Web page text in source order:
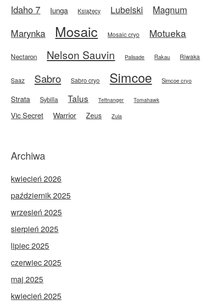
Idaho 7 Iunga Książęcy Lubelski
Magnum
Marynka
Mosaic Mosaic cryo Motueka
Nectaron Nelson Sauvin Palisade Rakau Riwaka
Saaz Sabro Sabro cryo Simcoe Simcoe cryo
Strata Sybilla Talus Tettnanger Tomahawk
Vic Secret Warrior Zeus Zula
Archiwa
kwiecień 2026
październik 2025
wrzesień 2025
sierpień 2025
lipiec 2025
czerwiec 2025
maj 2025
kwiecień 2025